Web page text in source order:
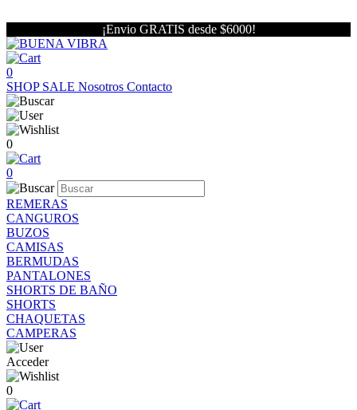
¡Envio GRATIS desde $6000!
0
SHOP SALE Nosotros Contacto
0
0
REMERAS
CANGUROS
BUZOS
CAMISAS
BERMUDAS
PANTALONES
SHORTS DE BAÑO
SHORTS
CHAQUETAS
CAMPERAS
Acceder
0